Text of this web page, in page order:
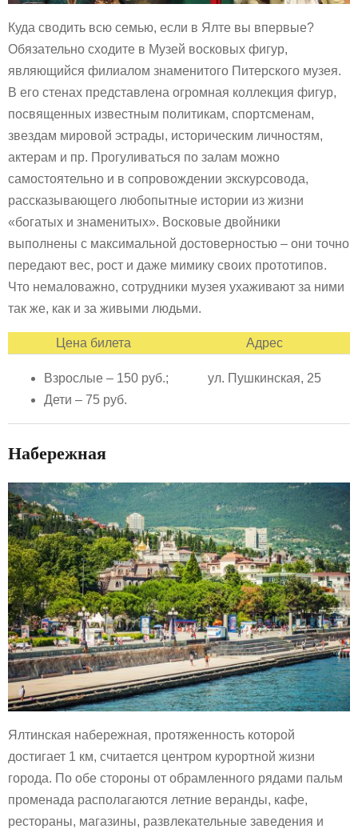
Куда сводить всю семью, если в Ялте вы впервые?
Обязательно сходите в Музей восковых фигур,
являющийся филиалом знаменитого Питерского музея.
В его стенах представлена огромная коллекция фигур,
посвященных известным политикам, спортсменам,
звездам мировой эстрады, историческим личностям,
актерам и пр. Прогуливаться по залам можно
самостоятельно и в сопровождении экскурсовода,
рассказывающего любопытные истории из жизни
«богатых и знаменитых». Восковые двойники
выполнены с максимальной достоверностью – они точно
передают вес, рост и даже мимику своих прототипов.
Что немаловажно, сотрудники музея ухаживают за ними
так же, как и за живыми людьми.
Цена билета Адрес
Взрослые – 150 руб.;
Дети – 75 руб.
ул. Пушкинская, 25
Набережная
Ялтинская набережная, протяженность которой
достигает 1 км, считается центром курортной жизни
города. По обе стороны от обрамленного рядами пальм
променада располагаются летние веранды, кафе,
рестораны, магазины, развлекательные заведения и